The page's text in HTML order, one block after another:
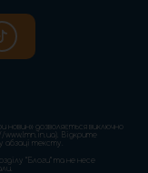
новин» дозволяється виключно
Відкрите
абзаці тексту.
“Блоги” та не несе